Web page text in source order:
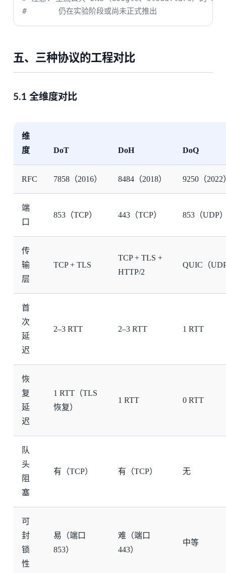
#       仍在实验阶段或尚未正式推出
五、三种协议的工程对比
5.1 全维度对比
维
度
DoT DoH DoQ
RFC 7858（2016） 8484（2018） 9250（2022
端
口
853（TCP） 443（TCP） 853（UDP
传
输
层
TCP + TLS
TCP + TLS +
HTTP/2
QUIC（
首
次
延
迟
2–3 RTT 2–3 RTT 1 RTT
恢
复
延
迟
1 RTT（TLS
恢复）
1 RTT 0 RTT
队
头
阻
塞
有（TCP） 有（TCP） 无
可
封
锁
性
易（端口
853）
难（端口
443）
中等